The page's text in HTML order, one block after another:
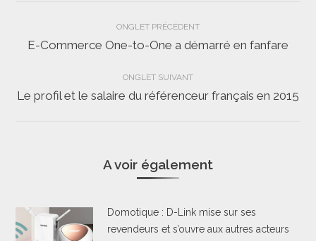
Navigation
de
commentaire
ONGLET PRÉCÉDENT
Onglet
E-Commerce One-to-One a démarré en fanfare
ONGLET SUIVANT
Onglet
Le profil et le salaire du référenceur français en 2015
A voir également
Domotique : D-Link mise sur ses
revendeurs et s’ouvre aux autres acteurs